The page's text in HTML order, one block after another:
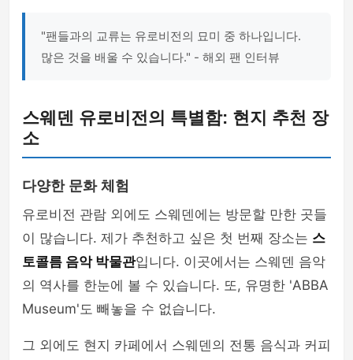
"팬들과의 교류는 유로비전의 묘미 중 하나입니다.
많은 것을 배울 수 있습니다." - 해외 팬 인터뷰
스웨덴 유로비전의 특별함: 현지 추천 장
소
다양한 문화 체험
유로비전 관람 외에도 스웨덴에는 방문할 만한 곳들
이 많습니다. 제가 추천하고 싶은 첫 번째 장소는 스
토콜름 음악 박물관입니다. 이곳에서는 스웨덴 음악
의 역사를 한눈에 볼 수 있습니다. 또, 유명한 'ABBA
Museum'도 빼놓을 수 없습니다.
그 외에도 현지 카페에서 스웨덴의 전통 음식과 커피